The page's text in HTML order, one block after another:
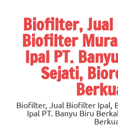
contentBiofilter,
Biofilter
Ipal PT.
Sejati,
Biofilter, Jual Biofilter Ipal,
Ipal PT. Banyu Biru